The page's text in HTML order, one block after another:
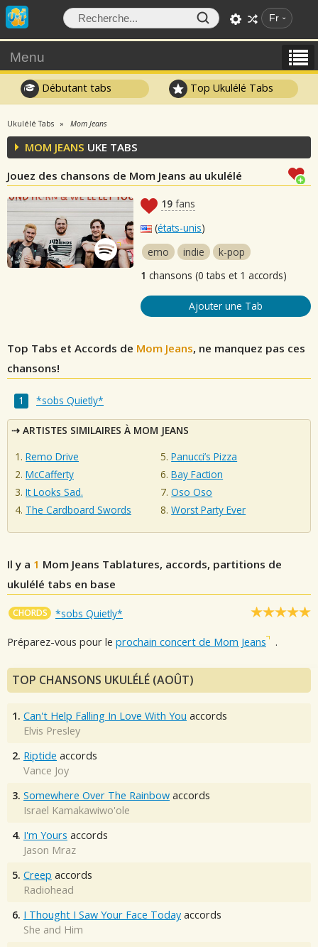
Fr
Menu
Débutant tabs Top Ukulélé Tabs
Ukulélé Tabs Mom Jeans
MOM JEANS UKE TABS
Jouez des chansons de Mom Jeans au ukulélé
19 fans
(états-unis)
emo
indie
k-pop
1 chansons (0 tabs et 1 accords)
Ajouter une Tab
Top Tabs et Accords de Mom Jeans, ne manquez pas ces
chansons!
*sobs Quietly*
ARTISTES SIMILAIRES À MOM JEANS
Remo Drive
McCafferty
It Looks Sad.
The Cardboard Swords
Panucci’s Pizza
Bay Faction
Oso Oso
Worst Party Ever
Il y a 1 Mom Jeans Tablatures, accords, partitions de
ukulélé tabs en base
CHORDS *sobs Quietly*
Préparez-vous pour le prochain concert de Mom Jeans .
TOP CHANSONS UKULÉLÉ (AOÛT)
1. Can't Help Falling In Love With You accords
Elvis Presley
2. Riptide accords
Vance Joy
3. Somewhere Over The Rainbow accords
Israel Kamakawiwo'ole
4. I'm Yours accords
Jason Mraz
5. Creep accords
Radiohead
6. I Thought I Saw Your Face Today accords
She and Him